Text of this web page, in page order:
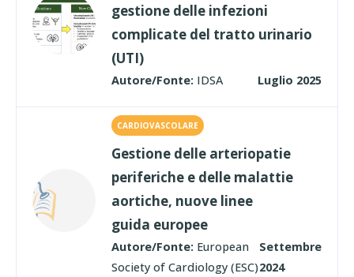
gestione delle infezioni
complicate del tratto urinario
(UTI)
Autore/Fonte: IDSA Luglio 2025
CARDIOVASCOLARE
Gestione delle arteriopatie
periferiche e delle malattie
aortiche, nuove linee
guida europee
Autore/Fonte: European
Society of Cardiology (ESC)
Settembre
2024